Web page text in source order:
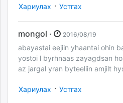
Хариулах · Устгах
mongol · 2016/08/19
abayastai eejiin yhaantai ohin
yostoi l byrhnaas zayagdsan
az jargal yran byteeliin amjilt
Хариулах · Устгах